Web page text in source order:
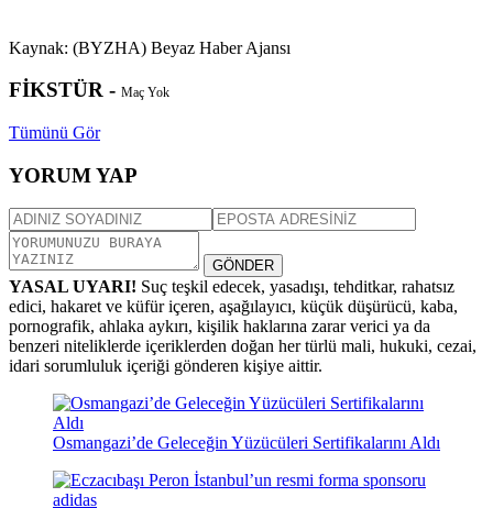
Kaynak: (BYZHA) Beyaz Haber Ajansı
FİKSTÜR - Maç Yok
Tümünü Gör
YORUM YAP
GÖNDER
YASAL UYARI! Suç teşkil edecek, yasadışı, tehditkar, rahatsız
edici, hakaret ve küfür içeren, aşağılayıcı, küçük düşürücü, kaba,
pornografik, ahlaka aykırı, kişilik haklarına zarar verici ya da
benzeri niteliklerde içeriklerden doğan her türlü mali, hukuki, cezai,
idari sorumluluk içeriği gönderen kişiye aittir.
Osmangazi’de Geleceğin Yüzücüleri Sertifikalarını Aldı